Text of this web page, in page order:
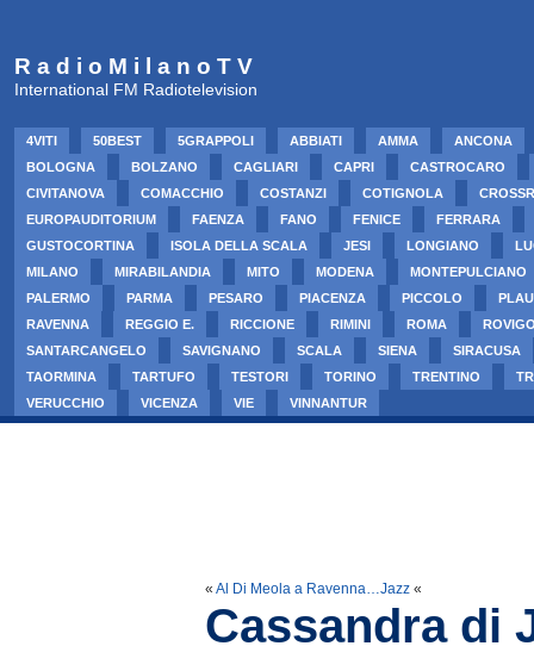
R a d i o M i l a n o T V
International FM Radiotelevision
4VITI 50BEST 5GRAPPOLI ABBIATI AMMA
ANCONA
BOLOGNA
BOLZANO CAGLIARI CAPRI
CASTROCARO
CIVITANOVA
COMACCHIO COSTANZI COTIGNOLA
EUROPAUDITORIUM
FAENZA FANO FENICE
FERRARA
GUSTOCORTINA
ISOLA DELLA SCALA JESI LONGIANO
MILANO
MIRABILANDIA MITO MODENA
MONTEPULCIANO
PALERMO
PARMA PESARO PIACENZA PICCOLO
RAVENNA
REGGIO E. RICCIONE RIMINI ROMA
SANTARCANGELO
SAVIGNANO SCALA SIENA
SIRACUSA
TAORMINA
TARTUFO TESTORI TORINO TRENTINO
VERUCCHIO
VICENZA VIE VINNANTUR
« Al Di Meola a Ravenna…Jazz «
Cassandra di